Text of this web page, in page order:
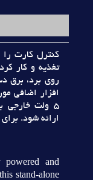
تغذيه و کار
افزار اضافي
ارائه شود.
powered and
stand-alone